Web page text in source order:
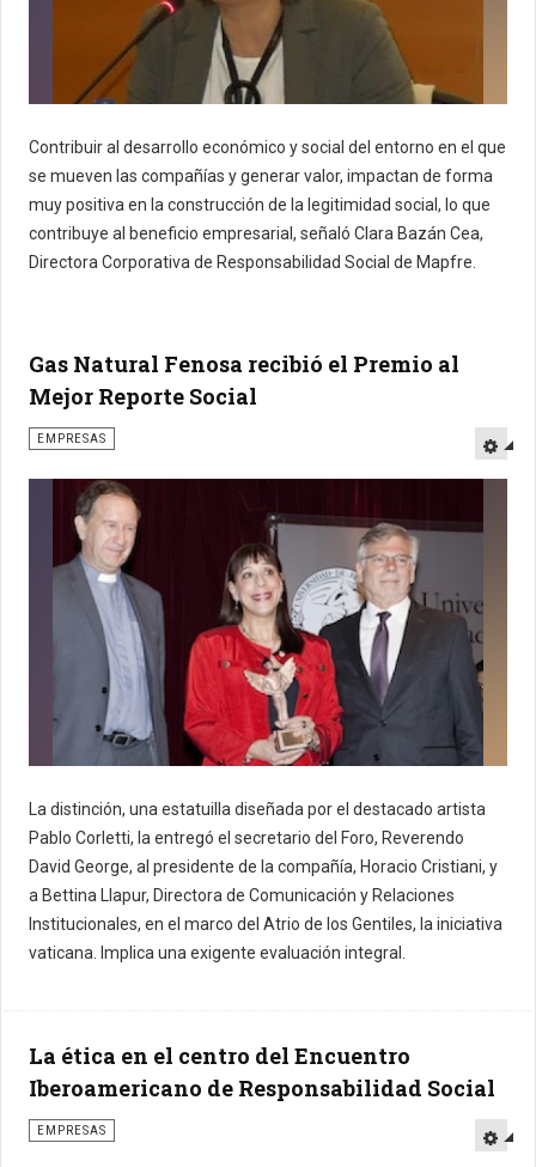
Contribuir al desarrollo económico y social del entorno en el que
se mueven las compañías y generar valor, impactan de forma
muy positiva en la construcción de la legitimidad social, lo que
contribuye al beneficio empresarial, señaló Clara Bazán Cea,
Directora Corporativa de Responsabilidad Social de Mapfre.
Gas Natural Fenosa recibió el Premio al
Mejor Reporte Social
EMPRESAS
La distinción, una estatuilla diseñada por el destacado artista
Pablo Corletti, la entregó el secretario del Foro, Reverendo
David George, al presidente de la compañía, Horacio Cristiani, y
a Bettina Llapur, Directora de Comunicación y Relaciones
Institucionales, en el marco del Atrio de los Gentiles, la iniciativa
vaticana. Implica una exigente evaluación integral.
La ética en el centro del Encuentro
Iberoamericano de Responsabilidad Social
EMPRESAS